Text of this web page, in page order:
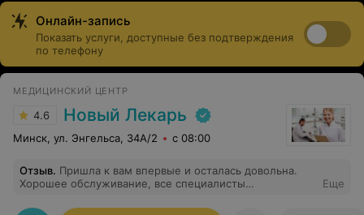
Онлайн-запись
Показать услуги, доступные без подтверждения
по телефону
МЕДИЦИНСКИЙ ЦЕНТР
4.6 Новый Лекарь
Минск, ул. Энгельса, 34А/2 с 08:00
Отзыв. Пришла к вам впервые и осталась довольна.
Хорошее обслуживание, все специалисты
прошел на высшем уровне: врач внимательно меня
Еще